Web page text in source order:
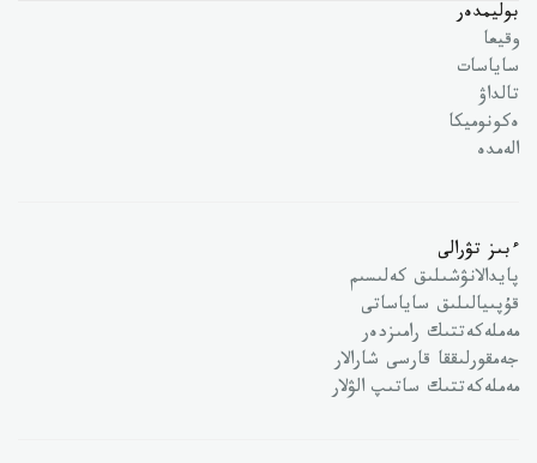
بوليمدەر
وقيعا
ساياسات
تالداۋ
ەكونوميكا
الەمدە
ءبىز تۋرالى
پايدالانۋشىلىق كەلىسىم
قۇپىيالىلىق ساياساتى
مەملەكەتتىك رامىزدەر
جەمقورلىققا قارسى شارالار
مەملەكەتتىك ساتىپ الۋلار